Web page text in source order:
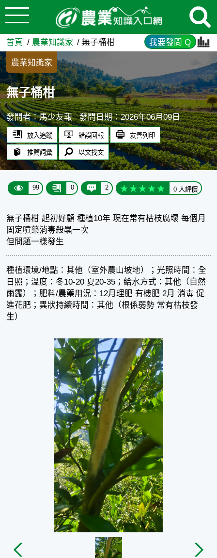
跳到主要內容
無子桶柑 - 農業知識入口網
首頁 農業知識家 無子桶柑 我要發問 Q
農業知識家
無子桶柑
發問者：馬少友報 發問日期：2026年06月09日
放入追蹤 錯誤回報 友善列印
推薦詞彙 以文找文
99 0 2 0 人評價
無子桶柑 起初好顧 種植10年 現在常有枯枝腐壞 每個月
固定噴藥消毒殺蟲一次
但問題一樣發生
種植環境/地點：其他（室外農山坡地）；光照時間：全
日照；溫度：冬10-20 夏20-35；給水方式：其他（自然
雨露）；肥料/農藥用況：12月理肥 有機肥 2月 消毒 促
進花肥；異狀持續時間：其他（根係弱勢 常有枯枝發
生）